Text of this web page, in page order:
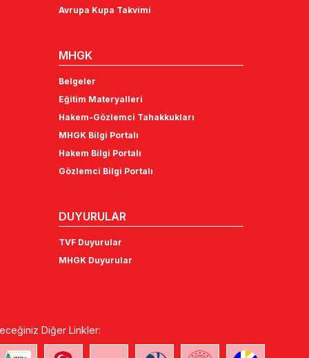
Avrupa Kupa Takvimi
MHGK
Belgeler
Eğitim Materyalleri
Hakem-Gözlemci Tahakkukları
MHGK Bilgi Portalı
Hakem Bilgi Portalı
Gözlemci Bilgi Portalı
DUYURULAR
TVF Duyurular
MHGK Duyurular
Diğer Linkler: